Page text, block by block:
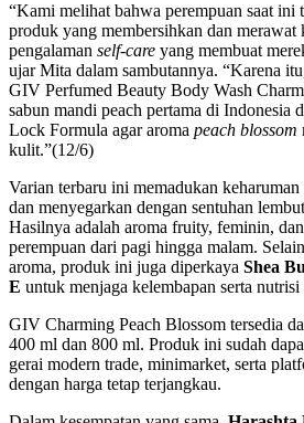
“Kami melihat bahwa perempuan saat ini
produk yang membersihkan dan merawat
pengalaman self-care yang membuat
ujar Mita dalam sambutannya. “Karena
GIV Perfumed Beauty Body Wash
sabun mandi peach pertama di Indonesia
Lock Formula agar aroma peach blossom
kulit.”(12/6)
Varian terbaru ini memadukan
dan menyegarkan dengan sentuhan
Hasilnya adalah aroma fruity, feminin,
perempuan dari pagi hingga malam.
aroma, produk ini juga diperkaya Shea
E untuk menjaga kelembapan serta
GIV Charming Peach Blossom tersedia
400 ml dan 800 ml. Produk ini sudah
gerai modern trade, minimarket, serta
dengan harga tetap terjangkau.